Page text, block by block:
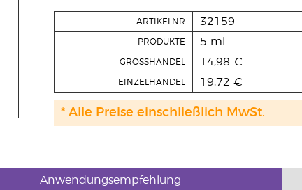
ARTIKELNR 32159
PRODUKTE 5 ml
GROSSHANDEL 14,98 €
EINZELHANDEL 19,72 €
* Alle Preise einschließlich MwSt.
Anwendungsempfehlung